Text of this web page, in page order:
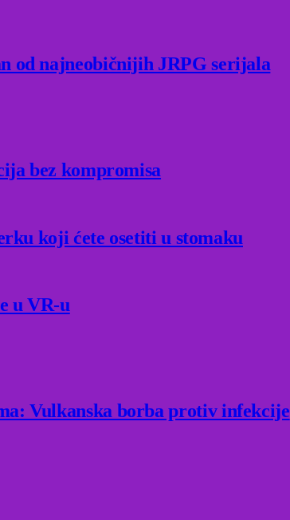
od najneobičnijih JRPG serijala
bez kompromisa
koji ćete osetiti u stomaku
u VR-u
Vulkanska borba protiv infekcije